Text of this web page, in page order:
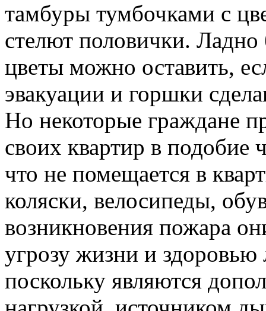
тамбуры тумбочками с
стелют половички.
цветы можно оставить,
эвакуации и горшки
Но некоторые граждане
своих квартир в подобие
что не помещается в
коляски, велосипеды,
возникновения пожара
угрозу жизни и
поскольку являются